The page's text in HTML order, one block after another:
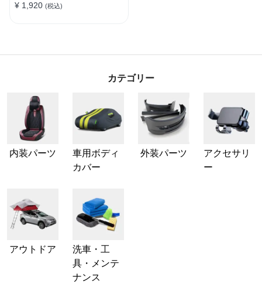
ブガード 保護 外装 シール
¥ 1,920 (税込)
カテゴリー
内装パーツ
車用ボディ
カバー
外装パーツ
アクセサリ
ー
アウトドア
洗車・工
具・メンテ
ナンス